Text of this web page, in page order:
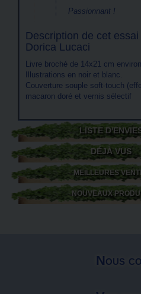
Passionnant !
Description de cet
Dorica Lucaci
Livre broché de 14x21 cm
Illustrations en noir et blanc.
Couverture souple soft-touch
macaron doré et vernis sélectif
LISTE
DÉJÀ VUS
MEILLEURES
NOUVEAUX
Nous